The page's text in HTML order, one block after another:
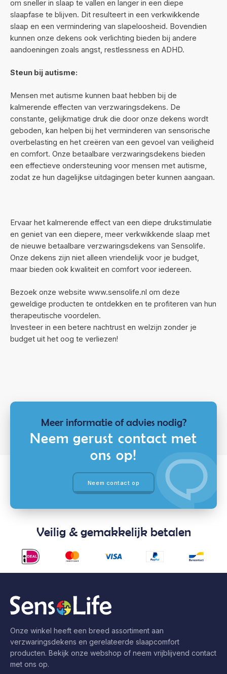
om sneller in slaap te vallen en langer in een diepe
slaapfase te blijven. Dit resulteert in een verkwikkende
slaap en een vermindering van slapeloosheid. Bovendien
kunnen onze dekens ook verlichting bieden bij andere
aandoeningen zoals angst, restlessness en ADHD.
Steun bij autisme:
Mensen met autisme kunnen baat hebben bij de
kalmerende effecten van verzwaringsdekens. De
constante, gelijkmatige druk die door onze dekens wordt
geboden, kan helpen bij het verminderen van sensorische
overbelasting en het creëren van een gevoel van veiligheid
en comfort. Onze betaalbare verzwaringsdekens bieden
een effectieve ondersteuning voor mensen met autisme,
zodat ze hun dagelijkse uitdagingen beter kunnen aangaan.
Ervaar het kalmerende effect van een diepe drukstimulatie
en geniet van een diepere, meer verkwikkende slaap met
de nieuwe betaalbare verzwaringsdekens van Sensolife.
Onze dekens zijn niet alleen vriendelijk voor je budget,
maar bieden ook kwaliteit en comfort voor iedereen.
Bezoek onze website www.sensolife.nl om deze
geweldige producten te ontdekken en te profiteren van hun
therapeutische voordelen.
Investeer in een betere nachtrust en welzijn zonder je
budget uit het oog te verliezen!
Meer informatie of advies nodig?
Neem gerust contact met
ons op!
Neem contact op
Veilig & gemakkelijk betalen
Onze winkel heeft een breed assortiment aan
verzwaringsdekens en gerelateerde slaapcomfort
producten. Bekijk onze webshop of neem vrijblijvend contact
met ons op.